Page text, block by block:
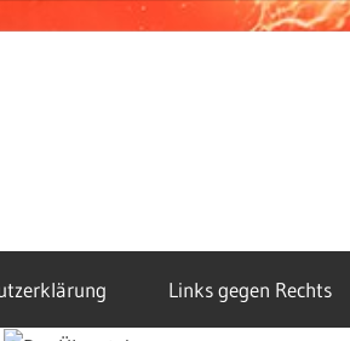
Links gegen Rechts